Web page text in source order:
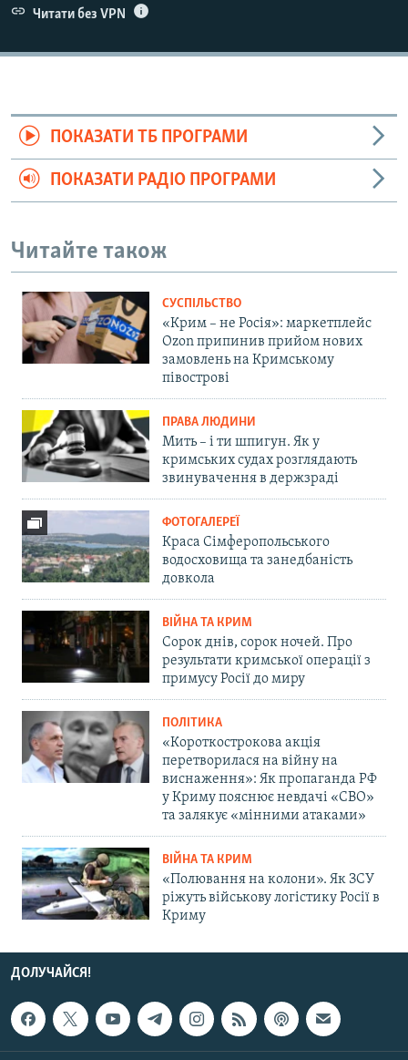
Читати без VPN
ПОКАЗАТИ ТБ ПРОГРАМИ
ПОКАЗАТИ РАДІО ПРОГРАМИ
Читайте також
СУСПІЛЬСТВО
«Крим – не Росія»: маркетплейс
Ozon припинив прийом нових
замовлень на Кримському
півострові
ПРАВА ЛЮДИНИ
Мить – і ти шпигун. Як у
кримських судах розглядають
звинувачення в держзраді
ФОТОГАЛЕРЕЇ
Краса Сімферопольського
водосховища та занедбаність
довкола
ВІЙНА ТА КРИМ
Сорок днів, сорок ночей. Про
результати кримської операції з
примусу Росії до миру
ПОЛІТИКА
«Короткострокова акція
перетворилася на війну на
виснаження»: Як пропаганда РФ
у Криму пояснює невдачі «СВО»
та залякує «мінними атаками»
ВІЙНА ТА КРИМ
«Полювання на колони». Як ЗСУ
ріжуть військову логістику Росії в
Криму
ДОЛУЧАЙСЯ!